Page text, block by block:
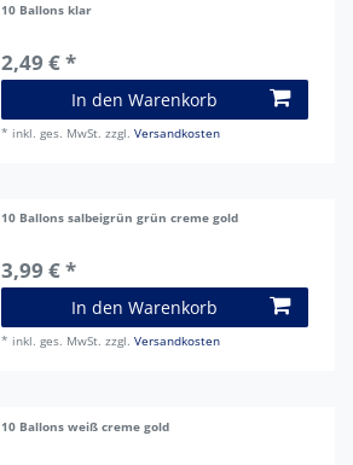
10 Ballons klar
2,49 € *
In den Warenkorb
* inkl. ges. MwSt. zzgl.Versandkosten
10 Ballons salbeigrün grün creme gold
3,99 € *
In den Warenkorb
* inkl. ges. MwSt. zzgl.Versandkosten
10 Ballons weiß creme gold